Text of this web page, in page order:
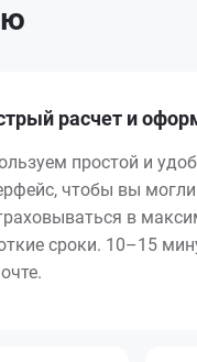
расчет и
простой и
чтобы вы могли
в
сроки. 10–15